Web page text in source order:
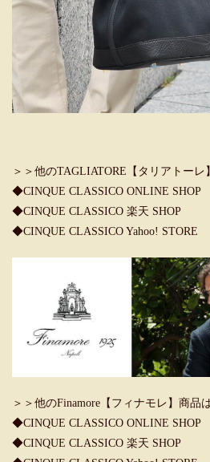
＞＞他のTAGLIATORE【タリアトーレ
◆CINQUE CLASSICO ONLINE SHOP
◆CINQUE CLASSICO 楽天 SHOP
◆CINQUE CLASSICO Yahoo! STORE
＞＞他のFinamore【フィナモレ】商品
◆CINQUE CLASSICO ONLINE SHOP
◆CINQUE CLASSICO 楽天 SHOP